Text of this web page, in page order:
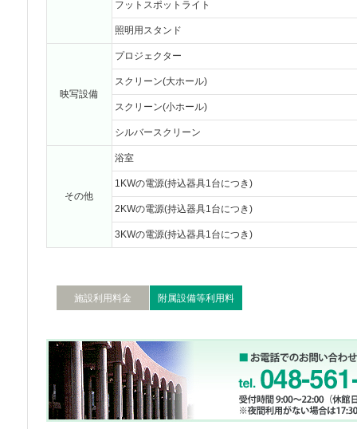
フットスポットライト
照明用スタンド
映写設備
プロジェクター
スクリーン(大ホール)
スクリーン(小ホール)
シルバースクリーン
その他
浴室
1KWの電源(持込器具1台につき)
2KWの電源(持込器具1台につき)
3KWの電源(持込器具1台につき)
施設利用料金 附属設備等利用料